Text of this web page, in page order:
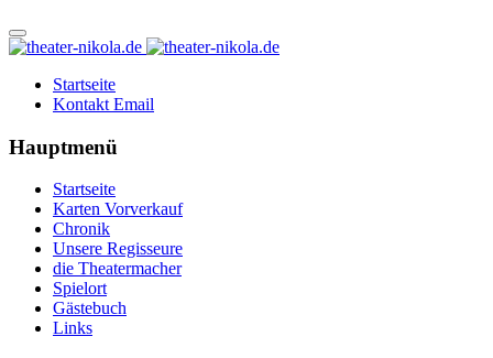
Startseite
Kontakt Email
Hauptmenü
Startseite
Karten Vorverkauf
Chronik
Unsere Regisseure
die Theatermacher
Spielort
Gästebuch
Links